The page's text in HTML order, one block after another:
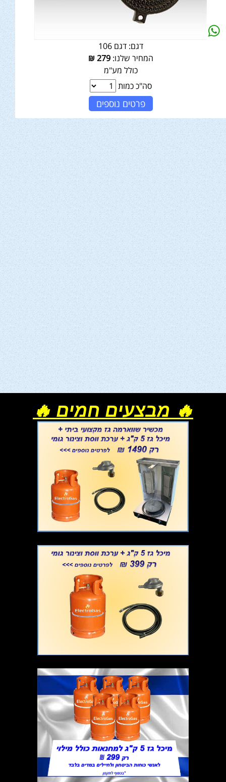
דגם: דגם 106
המחיר שלנו:279
₪
כולל מע"מ
סה"כ כמות
פרטים נוספים
🔥 מבצעים חמים 🔥